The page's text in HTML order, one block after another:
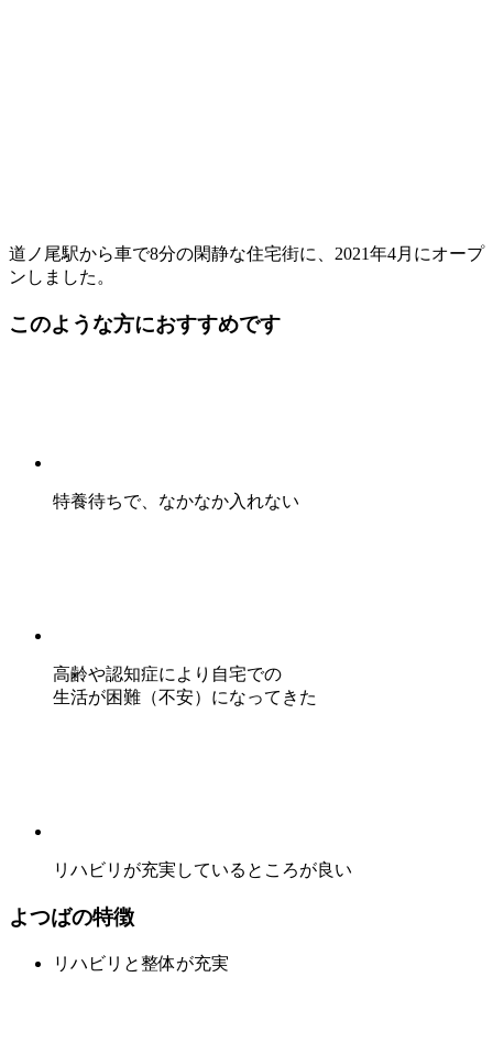
道ノ尾駅から車で8分の閑静な住宅街に、2021年4月にオープ
ンしました。
このような方におすすめです
特養待ちで、なかなか入れない
高齢や認知症により自宅での
生活が困難（不安）になってきた
リハビリが充実しているところが良い
よつばの特徴
リハビリと整体が充実